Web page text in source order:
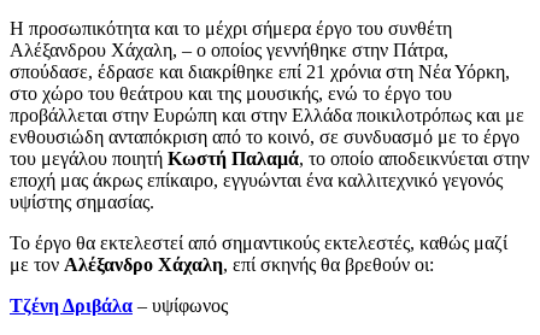
Η προσωπικότητα και το μέχρι σήμερα έργο του συνθέτη
Αλέξανδρου Χάχαλη, – ο οποίος γεννήθηκε στην Πάτρα,
σπούδασε, έδρασε και διακρίθηκε επί 21 χρόνια στη Νέα Υόρκη,
στο χώρο του θεάτρου και της μουσικής, ενώ το έργο του
προβάλλεται στην Ευρώπη και στην Ελλάδα ποικιλοτρόπως και με
ενθουσιώδη ανταπόκριση από το κοινό, σε συνδυασμό με το έργο
του μεγάλου ποιητή Κωστή Παλαμά, το οποίο αποδεικνύεται στην
εποχή μας άκρως επίκαιρο, εγγυώνται ένα καλλιτεχνικό γεγονός
υψίστης σημασίας.
Το έργο θα εκτελεστεί από σημαντικούς εκτελεστές, καθώς μαζί
με τον Αλέξανδρο Χάχαλη, επί σκηνής θα βρεθούν οι:
Τζένη Δριβάλα – υψίφωνος